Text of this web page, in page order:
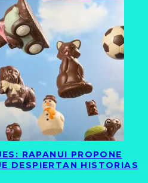
RAPANUI PROPONE
DESPIERTAN HISTORIAS